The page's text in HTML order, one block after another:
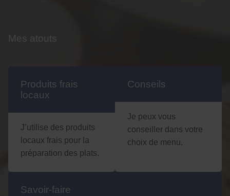
Mes atouts
Produits frais
locaux
J’utilise des produits
locaux frais pour la
préparation des plats.
Conseils
Je peux vous
conseiller dans votre
choix de menu.
Savoir-faire